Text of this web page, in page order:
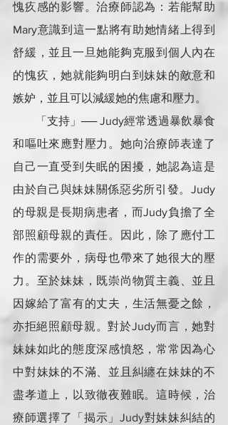
愧疚感的影響。治療師認為：若能幫助
Mary意識到這一點將有助她情緒上得到
舒緩，並且一旦她能夠克服到個人內在
的愧疚，她就能夠明白到妹妹的敵意和
嫉妒，並且可以減緩她的焦慮和壓力。
「支持」── Judy經常透過暴飲暴食
和嘔吐來應對壓力。她向治療師表達了
自己一直受到失眠的困擾，她認為這是
由於自己與妹妹關係惡劣所引發。Judy
的母親是長期病患者，而Judy負擔了全
部照顧母親的責任。因此，除了應付工
作的需要外，病母也帶來了她很大的壓
力。至於妹妹，既崇尚物質主義、並且
因嫁給了富有的丈夫，生活無憂之餘，
亦拒絕照顧母親。對於Judy而言，她對
妹妹如此的態度深感憤怒，常常因為心
中對妹妹的不滿、並且糾纏在妹妹的不
盡孝道上，以致徹夜難眠。這時候，治
療師選擇了「揭示」Judy對妹妹糾結的